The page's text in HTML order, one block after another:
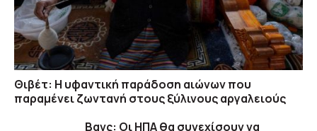
Θιβέτ: Η υφαντική παράδοση αιώνων που
παραμένει ζωντανή στους ξύλινους αργαλειούς
Βανς: Οι ΗΠΑ θα συνεχίσουν να